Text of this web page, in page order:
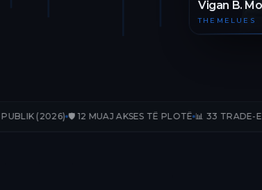
Vigan B.
THEMELUES
🛡️ 12 MUAJ AKSES TË PLOTË 📊 33 TRADE-E TË